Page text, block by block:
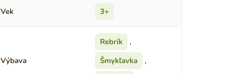
Vek 3+
Výbava
Rebrík
,
Šmykľavka
,